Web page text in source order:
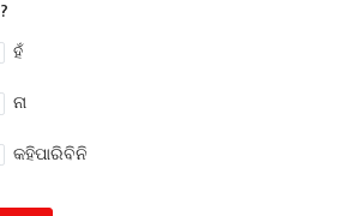
ହଁ
ନା
କହିପାରିବିନି